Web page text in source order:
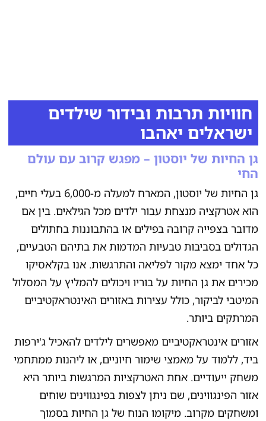
חוויות תרבות ובידור שילדים
ישראלים יאהבו
גן החיות של יוסטון – מפגש קרוב עם עולם
החי
גן החיות של יוסטון, המארח למעלה מ-6,000 בעלי חיים,
הוא אטרקציה מנצחת עבור ילדים מכל הגילאים. בין אם
מדובר בצפייה קרובה בפילים או בהתבוננות בחתולים
הגדולים בסביבות טבעיות המדמות את בתיהם הטבעיים,
כל אחד ימצא מקור לפליאה והתרגשות. אנו בקלאסיקו
מכירים את גן החיות על בוריו ויכולים להמליץ על המסלול
המיטבי לביקור, כולל עצירות באזורים האינטראקטיביים
המרתקים ביותר.
אזורים אינטראקטיביים מאפשרים לילדים להאכיל ג'ירפות
ביד, ללמוד על מאמצי שימור חיוניים, או ליהנות ממתחמי
משחק ייעודיים. אחת האטרקציות המרגשות ביותר היא
אזור הפינגווינים, שם ניתן לצפות בפינגווינים שוחים
ומשחקים מקרוב. מיקומו הנוח של גן החיות בסמוך